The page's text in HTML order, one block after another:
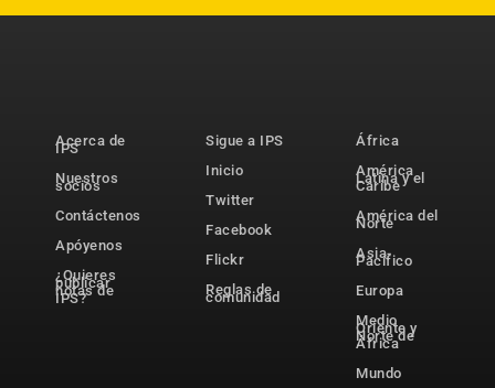
Acerca de
IPS
Nuestros
socios
Contáctenos
Apóyenos
¿Quieres
publicar
notas de
IPS?
Sigue a IPS
Inicio
Twitter
Facebook
Flickr
Reglas de
comunidad
África
América
Latina y el
Caribe
América del
Norte
Asia-
Pacífico
Europa
Medio
Oriente y
Norte de
África
Mundo